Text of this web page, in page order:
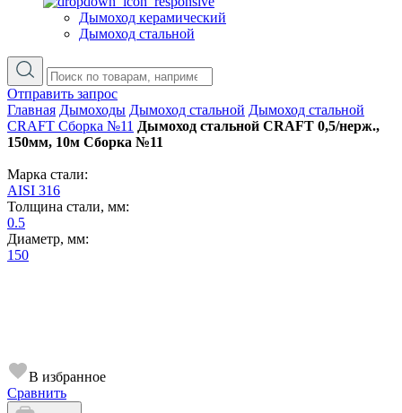
Дымоход керамический
Дымоход стальной
Отправить запрос
Главная Дымоходы Дымоход стальной Дымоход стальной
CRAFT Сборка №11 Дымоход стальной CRAFT 0,5/нерж.,
150мм, 10м Сборка №11
Марка стали:
AISI 316
Толщина стали, мм:
0.5
Диаметр, мм:
150
В избранное
Сравнить